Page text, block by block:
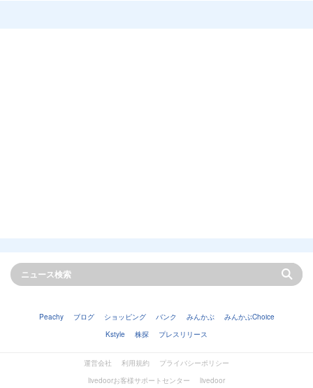
Peachy ブログ ショッピング バンク みんかぶ
みんかぶChoice
Kstyle
株探 プレスリリース
運営会社 利用規約
プライバシーポリシー
livedoorお客様サポートセンター
livedoor